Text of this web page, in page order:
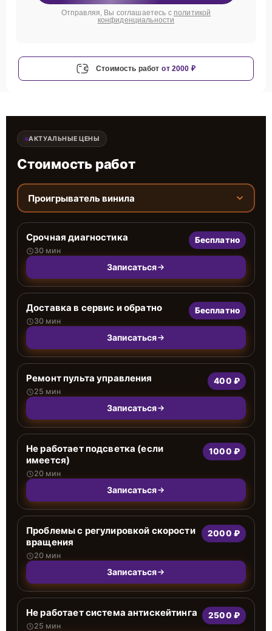
Отправляя, Вы соглашаетесь с политикой
конфиденциальности
Стоимость работ от 2000 ₽
АКТУАЛЬНЫЕ ЦЕНЫ
Стоимость работ
Проигрыватель винила
Срочная диагностика
30 мин
Бесплатно
Записаться
Доставка в сервис и обратно
30 мин
Бесплатно
Записаться
Ремонт пульта управления
25 мин
400 ₽
Записаться
Не работает подсветка (если
имеется)
20 мин
1000 ₽
Записаться
Проблемы с регулировкой скорости
вращения
20 мин
2000 ₽
Записаться
Не работает система антискейтинга
25 мин
2500 ₽